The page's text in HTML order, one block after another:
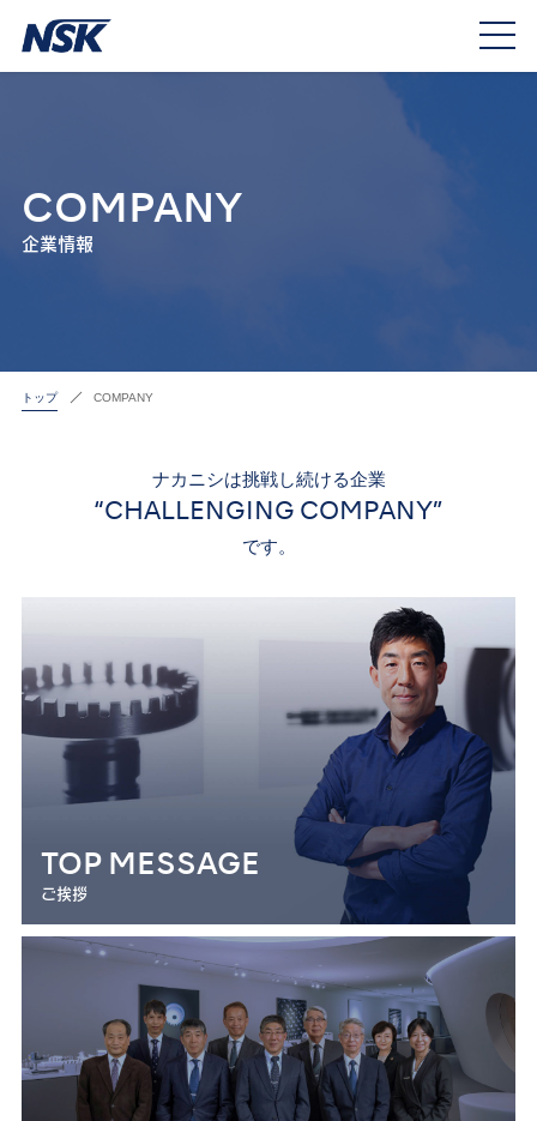
COMPANY
企業情報
トップ COMPANY
ナカニシは挑戦し続ける企業
“CHALLENGING COMPANY”
です。
TOP MESSAGE
ご挨拶